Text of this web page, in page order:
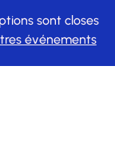
sont closes
événements